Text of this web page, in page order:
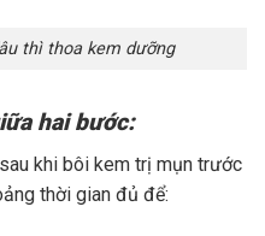
thì thoa kem dưỡng
hai bước:
sau khi bôi kem trị mụn trước
thời gian đủ để: